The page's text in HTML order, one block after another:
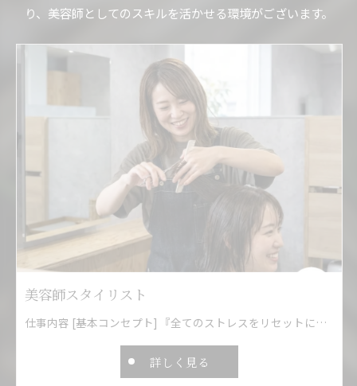
り、美容師としてのスキルを活かせる環境がございます。
美容師スタイリスト
仕事内容 [基本コンセプト] 『全てのストレスをリセットにする体験（場所）を提供する』 ◎完全マンツーマンで一人一人を丁寧に施術 ◎オーガニックケアで、髪・頭皮への影響を限りなくゼロにする ◎髪ー、頭皮ー、心ー、感覚ー、全てをフラット／ニュートラルにリセット ◎落ち着いてくつろげるプライベート空間造り＆おもてなし ◎カウンセリングの徹底、正しいヘアケアを伝え、実践して体験してもらう [サロンについて] 一人一人のお客様を大切にしない現在の業界のスタンスに疑問を感じ、『髪、ココロー全てに響くサロン』を目指しリニューアル。業界最高水準の高待遇・安心の社会保険完備。今までのブラックな業界から脱却し、これからの美容師の人生を変えて、関わる全ての人の夢や希望を叶え、応援していける場所にしていきます。 ●社会保険完備●完全週休2日制（月8〜１０日）●有給(年10日)●福利厚生・労働時間など、男性も女性も１番安心して永く働ける環境を提供。 ★全てスタイリストがゲスト1人1人に寄り添いマンツーマンで丁寧に施術 （掛持ち無し） ★男女共に高単価（女性12,000円、男性7,000円程度） 100％オーガニックケアやヘッドスパをメインに、髪を傷ませないケアを実施。サロンTRや店販の押売りをしません。新規のお客様リピーターも多く、現在顧客様が少ない方でもOKです。 [シザーハンズのこだわり、大切にしている事] シザーハンズが最も大切にしている事の一つに、『ゲストの事を１番に考える』というのがあります。サロンとしてそれは当然と思うかもしれませんが意外と出来ていないのが現実です。例えばケミカルトリートメントはダメージを誤魔化すのには長けていますが、裏を返せば問題を先延ばしにし、髪のコンディションを悪化させ扱いにくい髪にしてしまいます。スタッフが入れ替わり立ち替わりの数をこなす為の分業制はどうでしょうか。 本当にゲストの為になる事を１番に考えると答えは違ってきます。 1人のお客様を最高の状態にして対応する為にマンツーマン以外の方法はありません。 今のサロンでお客様と100%向き合えない事、トリートメントの無理なおすすめや商品のノルマなど本当にやりたくない事で憤りを感じている方。 自分自身の本当のパフォーマンスを発揮する為のお力になれればと思います。 一歩踏み出して新しい環境で挑戦していきましょう！
詳しく見る